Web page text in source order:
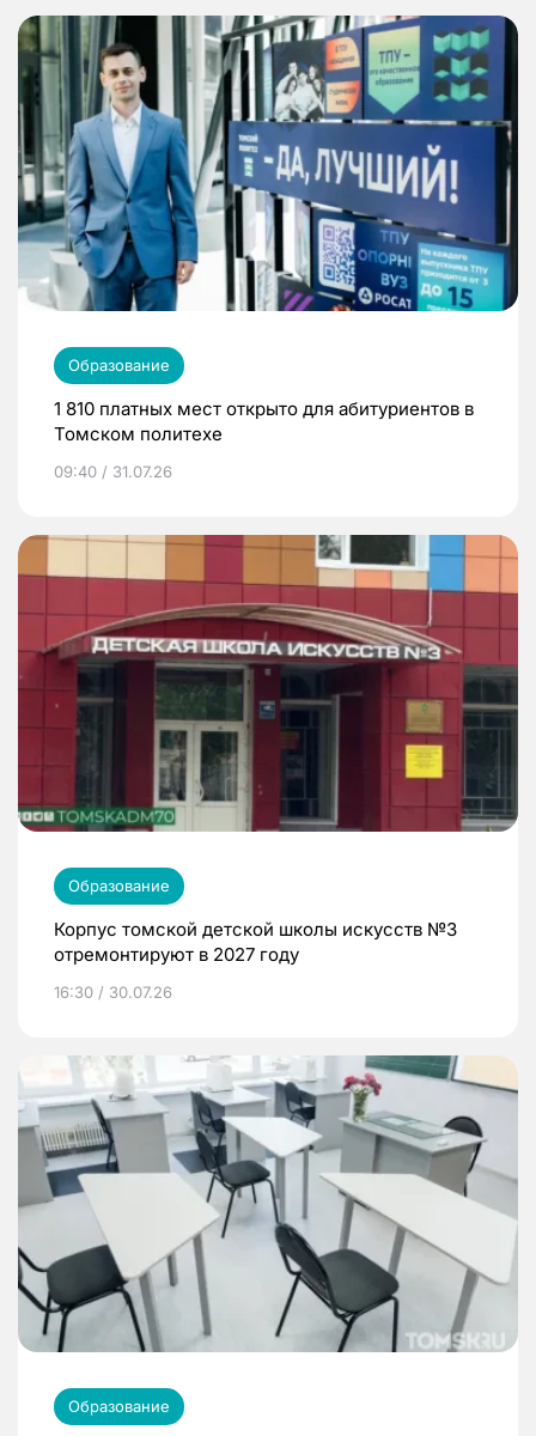
Образование
1 810 платных мест открыто для абитуриентов в
Томском политехе
09:40 / 31.07.26
Образование
Корпус томской детской школы искусств №3
отремонтируют в 2027 году
16:30 / 30.07.26
Образование